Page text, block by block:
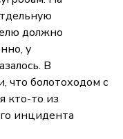
должно
у
В
что болотоходом с
кто-то из
инцидента